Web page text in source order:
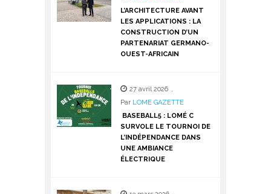
L’ARCHITECTURE AVANT
LES APPLICATIONS : LA
CONSTRUCTION D’UN
PARTENARIAT GERMANO-
OUEST-AFRICAIN
27 avril 2026 ,
Par LOME GAZETTE
BASEBALL5 : LOMÉ C
SURVOLE LE TOURNOI DE
L’INDÉPENDANCE DANS
UNE AMBIANCE
ÉLECTRIQUE